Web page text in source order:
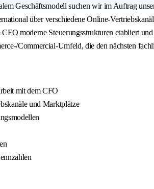
Geschäftsmodell suchen wir im Auftrag
über verschiedene Online-
moderne Steuerungsstrukturen etabliert
Commercial-Umfeld, die den nächsten
mit dem CFO
und Marktplätze